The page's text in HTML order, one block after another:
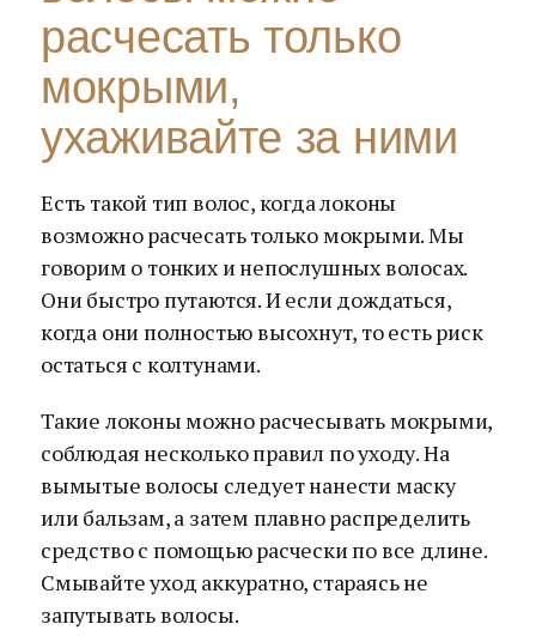
расчесать только
мокрыми,
ухаживайте за ними
Есть такой тип волос, когда локоны
возможно расчесать только мокрыми. Мы
говорим о тонких и непослушных волосах.
Они быстро путаются. И если дождаться,
когда они полностью высохнут, то есть риск
остаться с колтунами.
Такие локоны можно расчесывать мокрыми,
соблюдая несколько правил по уходу. На
вымытые волосы следует нанести маску
или бальзам, а затем плавно распределить
средство с помощью расчески по все длине.
Смывайте уход аккуратно, стараясь не
запутывать волосы.